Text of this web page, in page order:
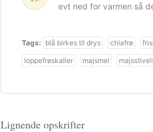
evt ned for varmen så
Tags: blå birkes til drys chiafrø
loppefrøskaller
majsmel
Lignende opskrifter